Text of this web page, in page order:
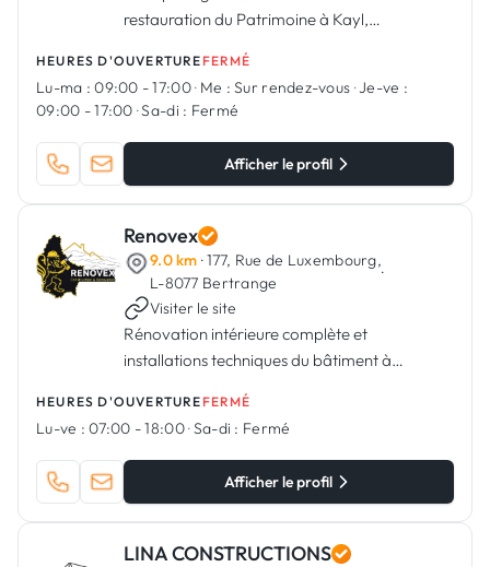
restauration du Patrimoine à Kayl,
HEURES D'OUVERTURE FERMÉ
Lu-ma : 09:00 - 17:00· Me : Sur rendez-vous ·Je-ve :
09:00 - 17:00 ·Sa-di : Fermé
Afficher le profil
Renovex
9.0 km · 177, Rue de Luxembourg,
L-8077 Bertrange
·
Visiter le site
Rénovation intérieure complète et
installations techniques du bâtiment à
HEURES D'OUVERTURE FERMÉ
Lu-ve : 07:00 - 18:00·Sa-di : Fermé
Afficher le profil
LINA CONSTRUCTIONS